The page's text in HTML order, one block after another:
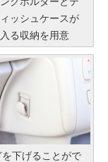
ィッシュケースが
入る収納を用意
下げることがで